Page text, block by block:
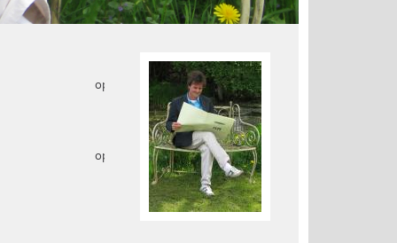
op. 1
op. 2